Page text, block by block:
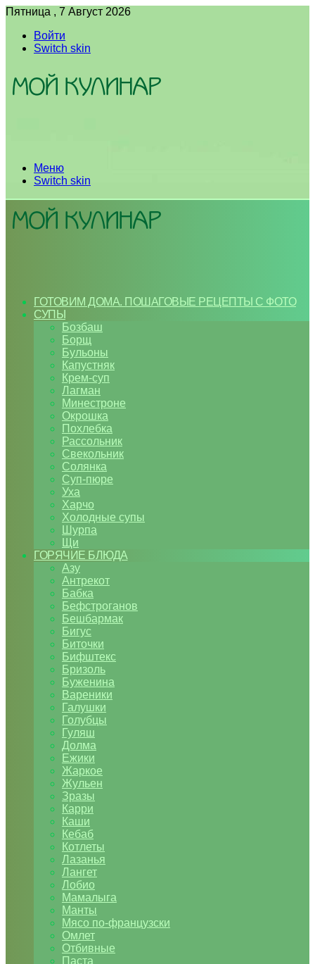
Пятница , 7 Август 2026
Войти
Switch skin
Меню
Switch skin
ГОТОВИМ ДОМА. ПОШАГОВЫЕ РЕЦЕПТЫ С ФОТО
СУПЫ
Бозбаш
Борщ
Бульоны
Капустняк
Крем-суп
Лагман
Минестроне
Окрошка
Похлебка
Рассольник
Свекольник
Солянка
Суп-пюре
Уха
Харчо
Холодные супы
Шурпа
Щи
ГОРЯЧИЕ БЛЮДА
Азу
Антрекот
Бабка
Бефстроганов
Бешбармак
Бигус
Биточки
Бифштекс
Бризоль
Буженина
Вареники
Галушки
Голубцы
Гуляш
Долма
Ежики
Жаркое
Жульен
Зразы
Карри
Каши
Кебаб
Котлеты
Лазанья
Лангет
Лобио
Мамалыга
Манты
Мясо по-французски
Омлет
Отбивные
Паста